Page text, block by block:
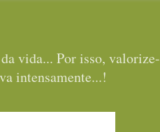
vida... Por isso, valorize-
intensamente...!